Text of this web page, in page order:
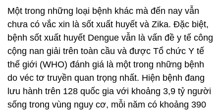
Một trong những loại bệnh khác mà đến nay vẫn
chưa có vắc xin là sốt xuất huyết và Zika. Đặc biệt,
bệnh sốt xuất huyết Dengue vẫn là vấn đề y tế công
cộng nan giải trên toàn cầu và được Tổ chức Y tế
thế giới (WHO) đánh giá là một trong những bệnh
do véc tơ truyền quan trọng nhất. Hiện bệnh đang
lưu hành trên 128 quốc gia với khoảng 3,9 tỷ người
sống trong vùng nguy cơ, mỗi năm có khoảng 390